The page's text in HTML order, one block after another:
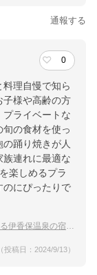
通報する
0
理自慢で知ら
子様や高齢の方
プライベートな
の食材を使っ
踊り焼きが人
連れに最適な
楽しめるプラ
のにぴったりで
の宿はありませんか？
稿日：2024/9/13）